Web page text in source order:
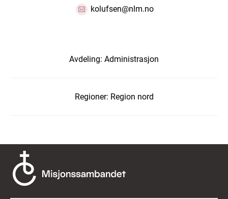
kolufsen@nlm.no
Avdeling: Administrasjon
Regioner: Region nord